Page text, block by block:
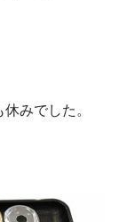
みでした。